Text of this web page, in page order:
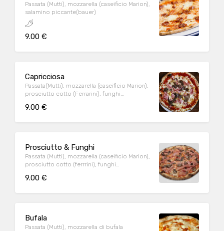
Passata (Mutti), mozzarella (caseificio Marion),
salamino piccante(bauer)
9.00 €
Capricciosa
Passata(Mutti), mozzarella (caseificio Marion),
prosciutto cotto (Ferrarini), funghi
(Ferrarini)
9.00 €
Prosciutto & Funghi
Passata (Mutti), mozzarella (caseificio Marion),
prosciutto cotto (ferrrini), funghi
9.00 €
Bufala
Passata (Mutti), mozzarella di bufala